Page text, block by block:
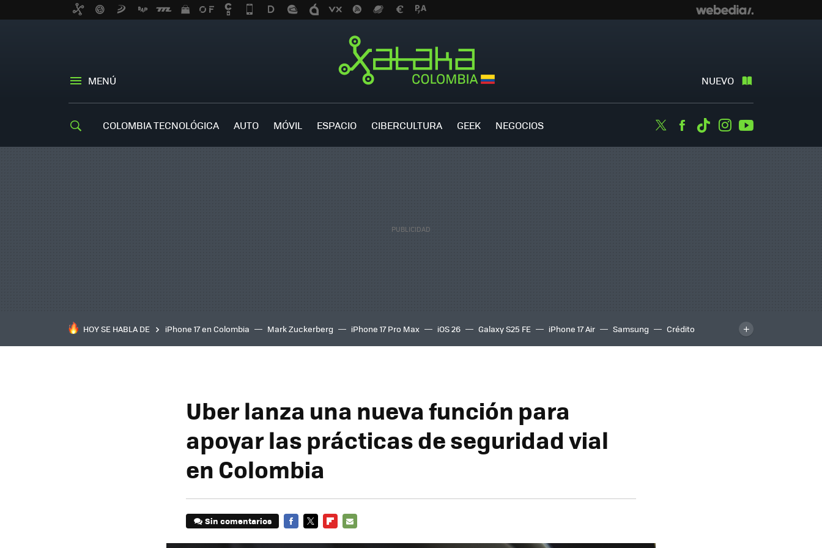
MENÚ NUEVO
COLOMBIA TECNOLÓGICA AUTO MÓVIL ESPACIO CIBERCULTURA GEEK NEGOCIOS TwitterFacebook
TiktokInstagram
HOY SE HABLA DE iPhone 17 en Colombia Mark Zuckerberg iPhone 17 Pro Max iOS 26 Galaxy S25 FE iPhone 17 Air Samsung
Crédito
inteligente
IA TCL C8K
Uber lanza una nueva función para
apoyar las prácticas de seguridad vial
en Colombia
Sin comentarios